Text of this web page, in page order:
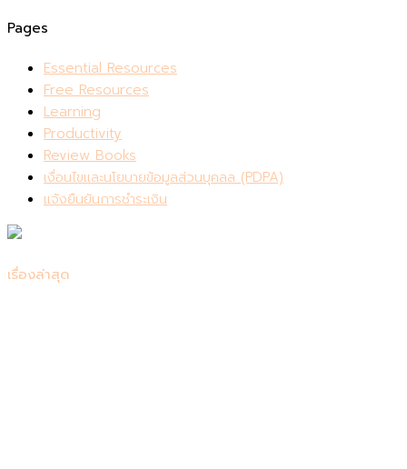
Pages
Essential Resources
Free Resources
Learning
Productivity
Review Books
เงื่อนไขและนโยบายข้อมูลส่วนบุคลล (PDPA)
แจ้งยืนยันการชำระเงิน
เรื่องล่าสุด